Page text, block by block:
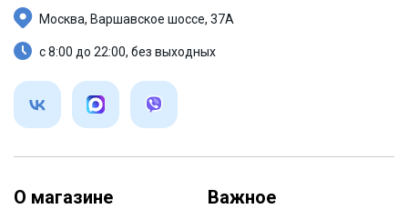
О магазине Важное
Москва, Варшавское шоссе, 37А
с 8:00 до 22:00, без выходных